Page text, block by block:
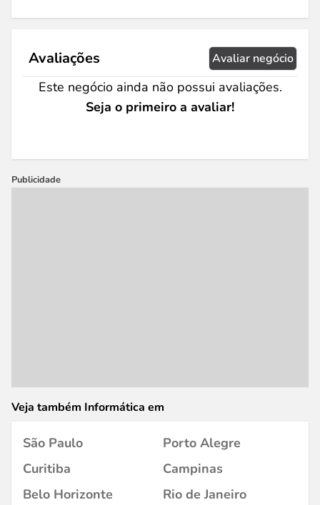
Avaliações Avaliar negócio
Este negócio ainda não possui avaliações.
Seja o primeiro a avaliar!
Publicidade
Veja também Informática em
São Paulo
Porto Alegre
Curitiba
Campinas
Belo Horizonte
Rio de Janeiro